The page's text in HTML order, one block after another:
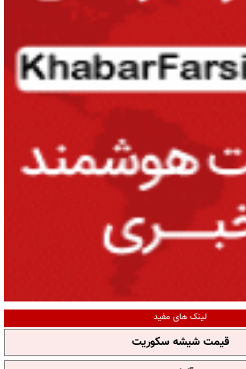
لینک های مفید
قیمت شیشه سکوریت